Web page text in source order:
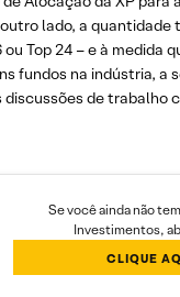
lado, a quantidade
Top 24 – e à medida
fundos na indústria, a
de trabalho
Se você ainda não
Investimentos,
CLIQUE